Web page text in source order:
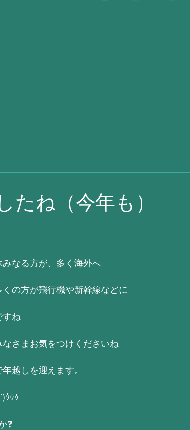
ね（今年も）
なる方が、多く海外へ
の方が飛行機や新幹線などに
すね
さまお気をつけくださいね
越しを迎えます。
ｳｩｩ
❓